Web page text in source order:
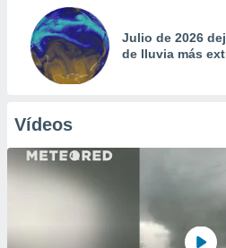
Julio de 2026
de lluvia más
Vídeos